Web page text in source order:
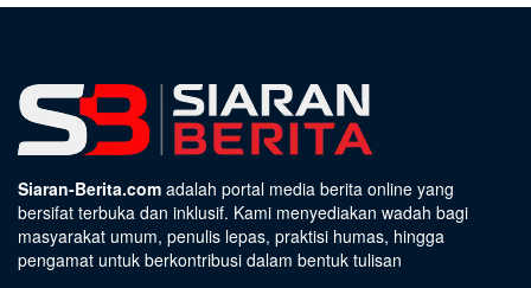
Siaran-Berita.com adalah portal media berita online yang
bersifat terbuka dan inklusif. Kami menyediakan wadah bagi
masyarakat umum, penulis lepas, praktisi humas, hingga
pengamat untuk berkontribusi dalam bentuk tulisan